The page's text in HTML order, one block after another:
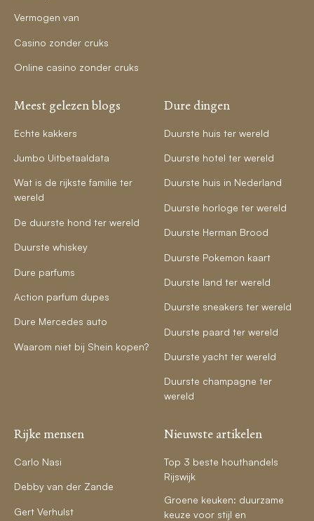
Vermogen van
Casino zonder cruks
Online casino zonder cruks
Meest gelezen blogs
Echte kakkers
Jumbo Uitbetaaldata
Wat is de rijkste familie ter
wereld
De duurste hond ter wereld
Duurste whiskey
Dure parfums
Action parfum dupes
Dure Mercedes auto
Waarom niet bij Shein kopen?
Dure dingen
Duurste huis ter wereld
Duurste hotel ter wereld
Duurste huis in Nederland
Duurste horloge ter wereld
Duurste Herman Brood
Duurste Pokemon kaart
Duurste land ter wereld
Duurste sneakers ter wereld
Duurste paard ter wereld
Duurste yacht ter wereld
Duurste champagne ter
wereld
Rijke mensen
Carlo Nasi
Debby van der Zande
Gert Verhulst
Nieuwste artikelen
Top 3 beste houthandels
Rijswijk
Groene keuken: duurzame
keuze voor stijl en